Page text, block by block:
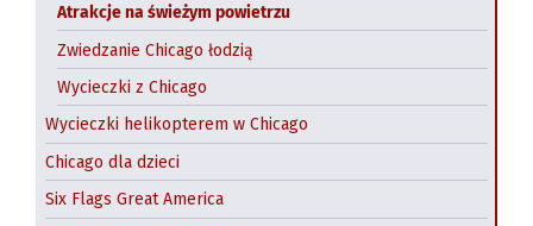
Atrakcje na świeżym powietrzu
Zwiedzanie Chicago łodzią
Wycieczki z Chicago
Wycieczki helikopterem w Chicago
Chicago dla dzieci
Six Flags Great America